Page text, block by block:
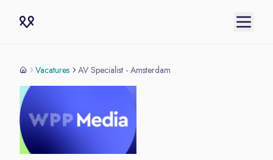
Vacatures AV Specialist - Amsterdam